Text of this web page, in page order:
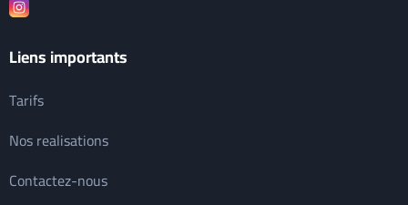
Liens importants
Tarifs
Nos realisations
Contactez-nous